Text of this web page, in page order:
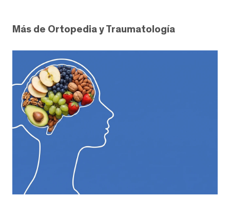
Más de Ortopedia y Traumatología